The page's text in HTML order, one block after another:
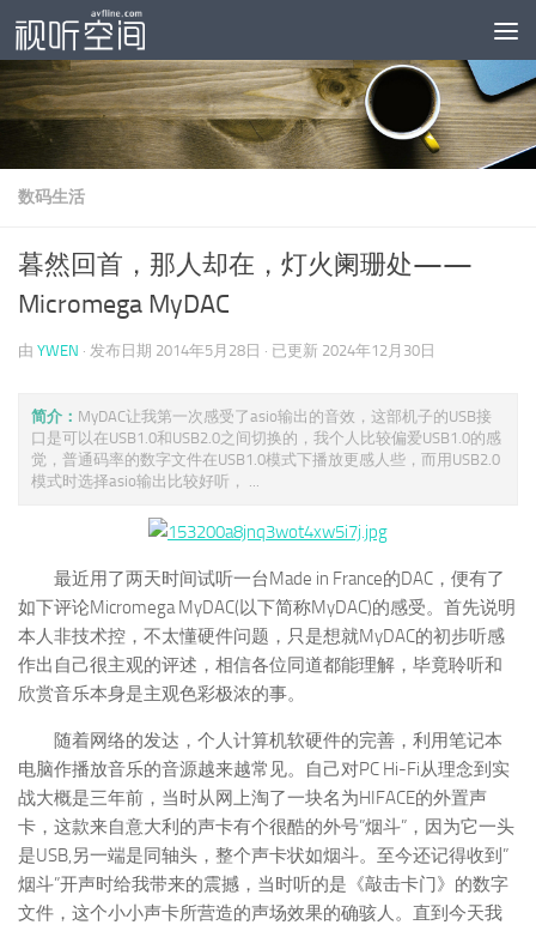
跳至内容
数码生活
暮然回首，那人却在，灯火阑珊处——
Micromega MyDAC
由 YWEN · 发布日期 2014年5月28日 · 已更新 2024年12月30日
简介： MyDAC让我第一次感受了asio输出的音效，这部机子的USB接
口是可以在USB1.0和USB2.0之间切换的，我个人比较偏爱USB1.0的感
觉，普通码率的数字文件在USB1.0模式下播放更感人些，而用USB2.0
模式时选择asio输出比较好听， ...
最近用了两天时间试听一台Made in France的DAC，便有了
如下评论Micromega MyDAC(以下简称MyDAC)的感受。首先说明
本人非技术控，不太懂硬件问题，只是想就MyDAC的初步听感
作出自己很主观的评述，相信各位同道都能理解，毕竟聆听和
欣赏音乐本身是主观色彩极浓的事。
随着网络的发达，个人计算机软硬件的完善，利用笔记本
电脑作播放音乐的音源越来越常见。自己对PC Hi-Fi从理念到实
战大概是三年前，当时从网上淘了一块名为HIFACE的外置声
卡，这款来自意大利的声卡有个很酷的外号”烟斗”，因为它一头
是USB,另一端是同轴头，整个声卡状如烟斗。至今还记得收到”
烟斗”开声时给我带来的震撼，当时听的是《敲击卡门》的数字
文件，这个小小声卡所营造的声场效果的确骇人。直到今天我